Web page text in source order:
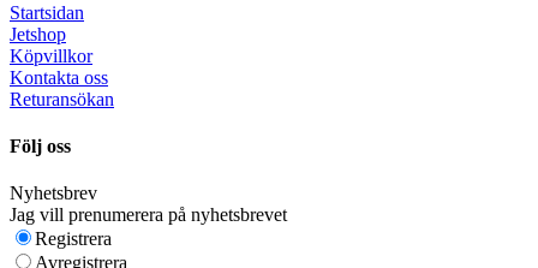
Startsidan
Jetshop
Köpvillkor
Kontakta oss
Returansökan
Följ oss
Nyhetsbrev
Jag vill prenumerera på nyhetsbrevet
Registrera
Avregistrera